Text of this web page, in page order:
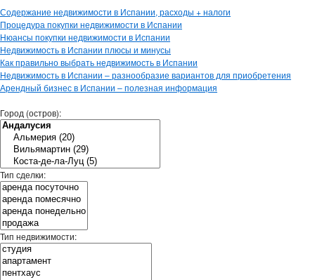
Содержание недвижимости в Испании, расходы + налоги
Процедура покупки недвижимости в Испании
Нюансы покупки недвижимости в Испании
Недвижимость в Испании плюсы и минусы
Как правильно выбрать недвижимость в Испании
Недвижимость в Испании – разнообразие вариантов для приобретения
Арендный бизнес в Испании – полезная информация
Город (остров):
Тип сделки:
Тип недвижимости: